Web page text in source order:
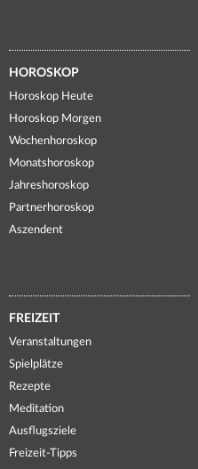
HOROSKOP
Horoskop Heute
Horoskop Morgen
Wochenhoroskop
Monatshoroskop
Jahreshoroskop
Partnerhoroskop
Aszendent
FREIZEIT
Veranstaltungen
Spielplätze
Rezepte
Meditation
Ausflugsziele
Freizeit-Tipps